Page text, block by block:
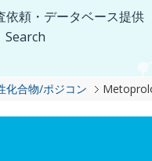
依頼・データベース提供
Search
化合物/ポジコン